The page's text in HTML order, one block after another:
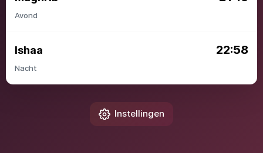
Avond
Ishaa 22:58
Nacht
Instellingen